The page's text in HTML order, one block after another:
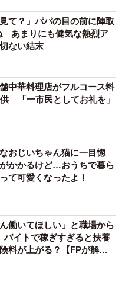
て？」パパの目の前に陣取
あまりにも健気な熱烈ア
ない結末
中華料理店がフルコース料
「一市民としてお礼を」
おじいちゃん猫に一目惚
かかるけど…おうちで暮ら
て可愛くなったよ！
働いてほしい」と職場から
イトで稼ぎすぎると扶養
料が上がる？【FPが解